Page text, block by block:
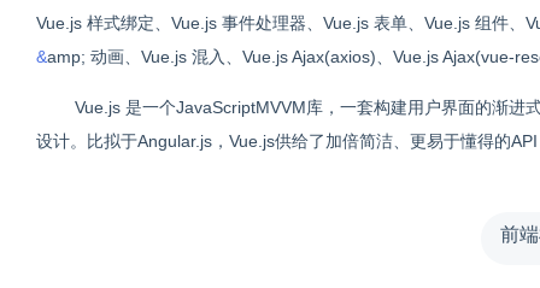
Vue.js 样式绑定、Vue.js 事件处理器、Vue.js 表单、Vue.js 组件
&amp; 动画、Vue.js 混入、Vue.js Ajax(axios)、Vue.js Ajax(vue-
Vue.js 是一个JavaScriptMVVM库，一套构建用户界面的渐进
设计。比拟于Angular.js，Vue.js供给了加倍简洁、更易于懂得的
前